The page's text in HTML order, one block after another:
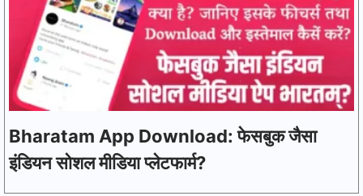
Bharatam App Download: फेसबुक जैसा
इंडियन सोशल मीडिया प्लेटफार्म?